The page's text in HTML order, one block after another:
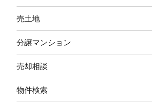
売土地
分譲マンション
売却相談
物件検索